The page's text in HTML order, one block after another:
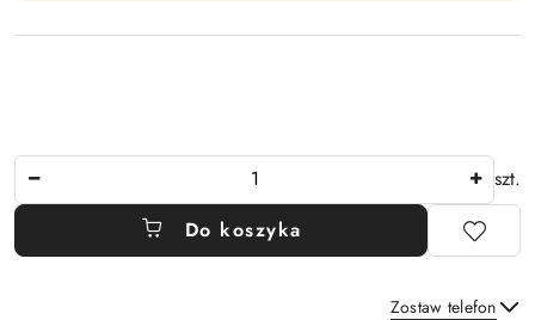
szt.
Do koszyka
Zostaw telefon